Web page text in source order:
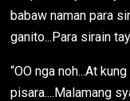
babaw naman para
ganito...Para sirain
“OO nga noh...At
pisara....Malamang